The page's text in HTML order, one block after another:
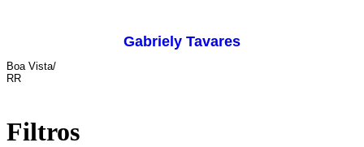
Gabriely Tavares
Boa Vista/
RR
Filtros